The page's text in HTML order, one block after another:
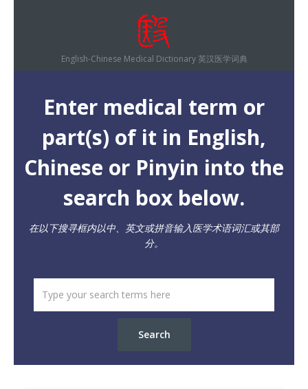
English-Chinese Medical Dictionary 英汉医学词典
Enter medical term or
part(s) of it in English,
Chinese or Pinyin into the
search box below.
在以下搜寻框内以中、英文或拼音输入医学术语词汇或其部
分。